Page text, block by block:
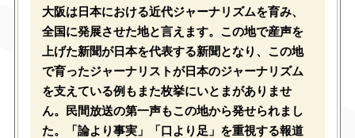
大阪は日本における近代ジャーナリズムを育み、
全国に発展させた地と言えます。この地で産声を
上げた新聞が日本を代表する新聞となり、この地
で育ったジャーナリストが日本のジャーナリズム
を支えている例もまた枚挙にいとまがありませ
ん。民間放送の第一声もこの地から発せられまし
た。「論より事実」「口より足」を重視する報道